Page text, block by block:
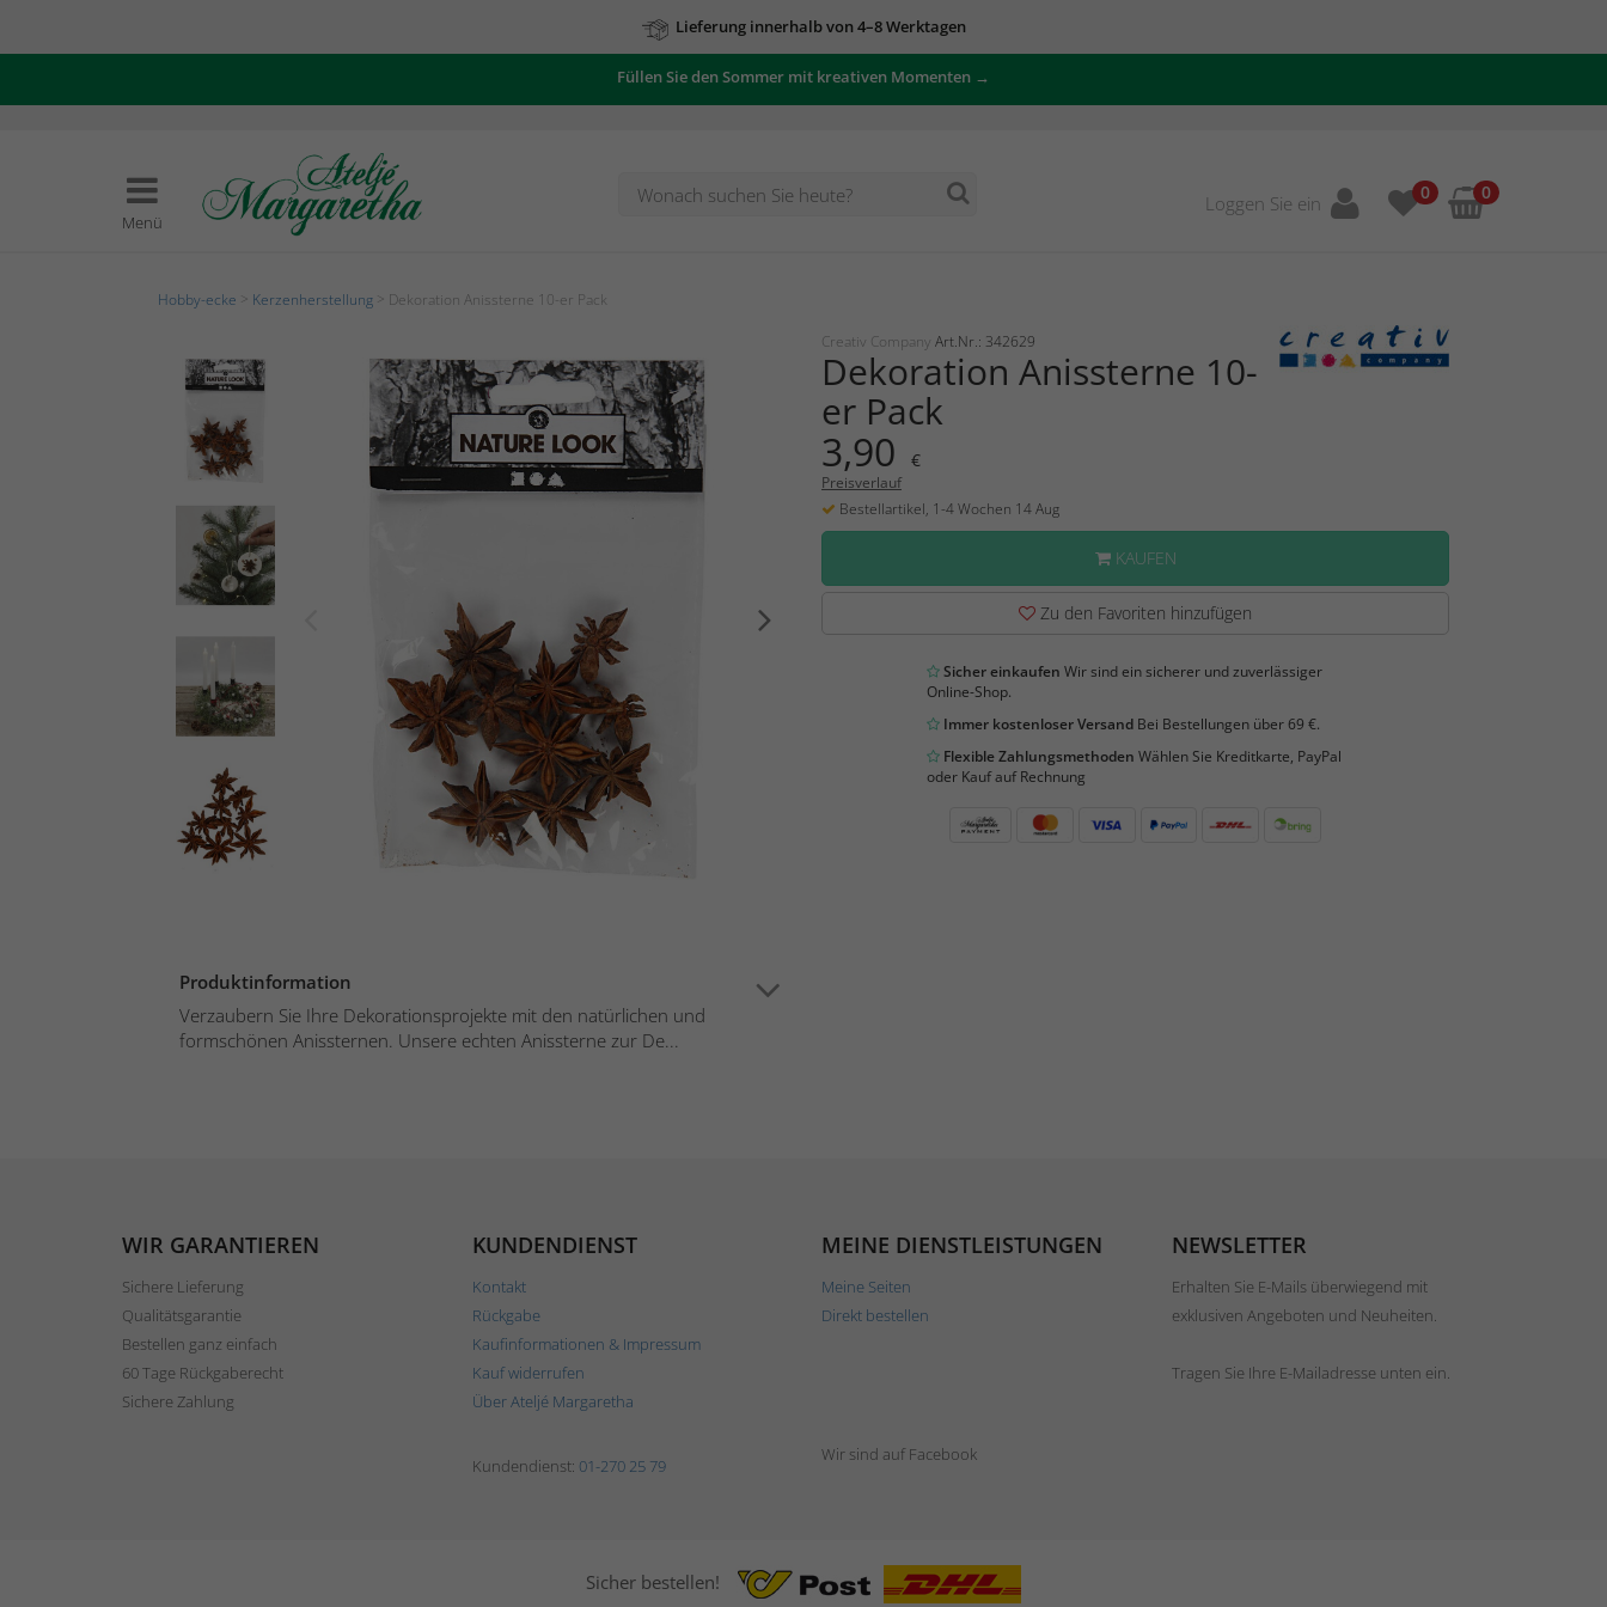
Lieferung innerhalb von 4–8 Werktagen
Füllen Sie den Sommer mit kreativen Momenten →
Menü
Loggen Sie ein 0 0
Hobby-ecke Kerzenherstellung > Dekoration Anissterne 10-er Pack
Produktinformation
Verzaubern Sie Ihre Dekorationsprojekte mit den natürlichen und
formschönen Anissternen. Unsere echten Anissterne zur De...
Creativ Company Art.Nr.: 342629
Dekoration Anissterne 10-
er Pack
3,90 €
Preisverlauf
Bestellartikel, 1-4 Wochen 14 Aug
KAUFEN
Zu den Favoriten hinzufügen
Sicher einkaufen Wir sind ein sicherer und zuverlässiger
Online-Shop.
Immer kostenloser VersandBei Bestellungen über 69 €.
Flexible Zahlungsmethoden Wählen Sie Kreditkarte, PayPal
oder Kauf auf Rechnung
WIR GARANTIEREN
Sichere Lieferung
Qualitätsgarantie
Bestellen ganz einfach
60 Tage Rückgaberecht
Sichere Zahlung
KUNDENDIENST
Kontakt
Rückgabe
Kaufinformationen & Impressum
Kauf widerrufen
Über Ateljé Margaretha
MEINE DIENSTLEISTUNGEN
Meine Seiten
Direkt bestellen
NEWSLETTER
Erhalten Sie E-Mails überwiegend mit
exklusiven Angeboten und Neuheiten.
Tragen Sie Ihre E-Mailadresse unten ein.
Kundendienst: 01-270 25 79
Wir sind auf Facebook
Sicher bestellen!